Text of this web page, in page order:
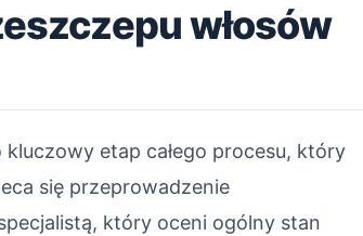
włosów
etap całego procesu, który
się przeprowadzenie
który oceni ogólny stan